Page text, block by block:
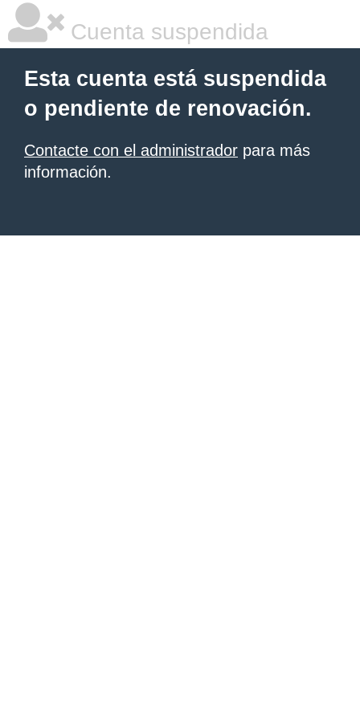
Cuenta suspendida
Esta cuenta está suspendida
o pendiente de renovación.
Contacte con el administrador para más
información.